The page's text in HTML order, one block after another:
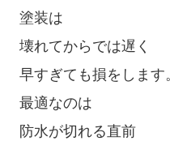
塗装は
壊れてからでは遅く
早すぎても損をします
最適なのは
防水が切れる直前